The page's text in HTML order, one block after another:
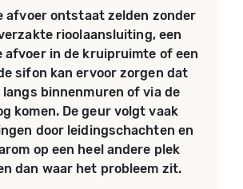
afvoer ontstaat zelden zonder
rioolaansluiting, een
afvoer in de kruipruimte of een
sifon kan ervoor zorgen dat
langs binnenmuren of via de
komen. De geur volgt vaak
door leidingschachten en
op een heel andere plek
dan waar het probleem zit.